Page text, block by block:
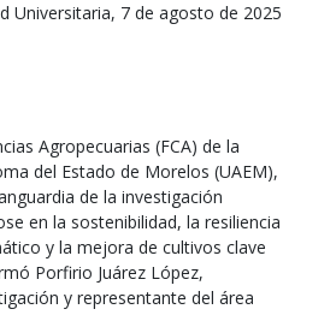
Universitaria, 7 de agosto de 2025
Agropecuarias (FCA) de la
del Estado de Morelos (UAEM),
de la investigación
en la sostenibilidad, la resiliencia
y la mejora de cultivos clave
Porfirio Juárez López,
y representante del área